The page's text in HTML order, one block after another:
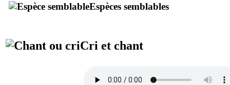
Espèces semblables
Cri et chant